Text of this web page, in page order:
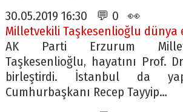
30.05.2019 16:30 💬 0 👀
Milletvekili Taşkesenlioğlu dünya
AK Parti Erzurum
Taşkesenlioğlu, hayatını Prof.
birleştirdi. İstanbul da
Cumhurbaşkanı Recep Tayyip…